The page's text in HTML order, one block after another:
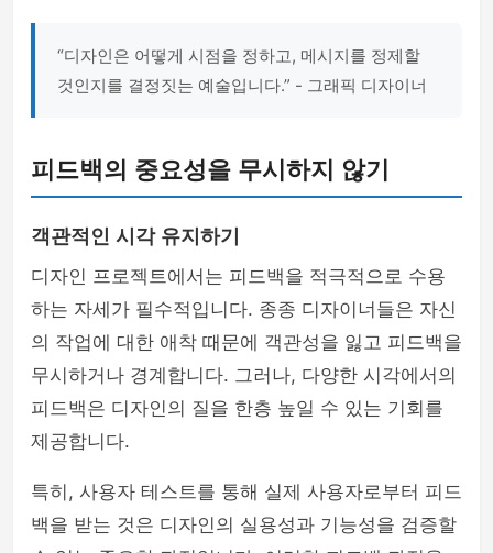
“디자인은 어떻게 시점을 정하고, 메시지를 정제할
것인지를 결정짓는 예술입니다.” - 그래픽 디자이너
피드백의 중요성을 무시하지 않기
객관적인 시각 유지하기
디자인 프로젝트에서는 피드백을 적극적으로 수용
하는 자세가 필수적입니다. 종종 디자이너들은 자신
의 작업에 대한 애착 때문에 객관성을 잃고 피드백을
무시하거나 경계합니다. 그러나, 다양한 시각에서의
피드백은 디자인의 질을 한층 높일 수 있는 기회를
제공합니다.
특히, 사용자 테스트를 통해 실제 사용자로부터 피드
백을 받는 것은 디자인의 실용성과 기능성을 검증할